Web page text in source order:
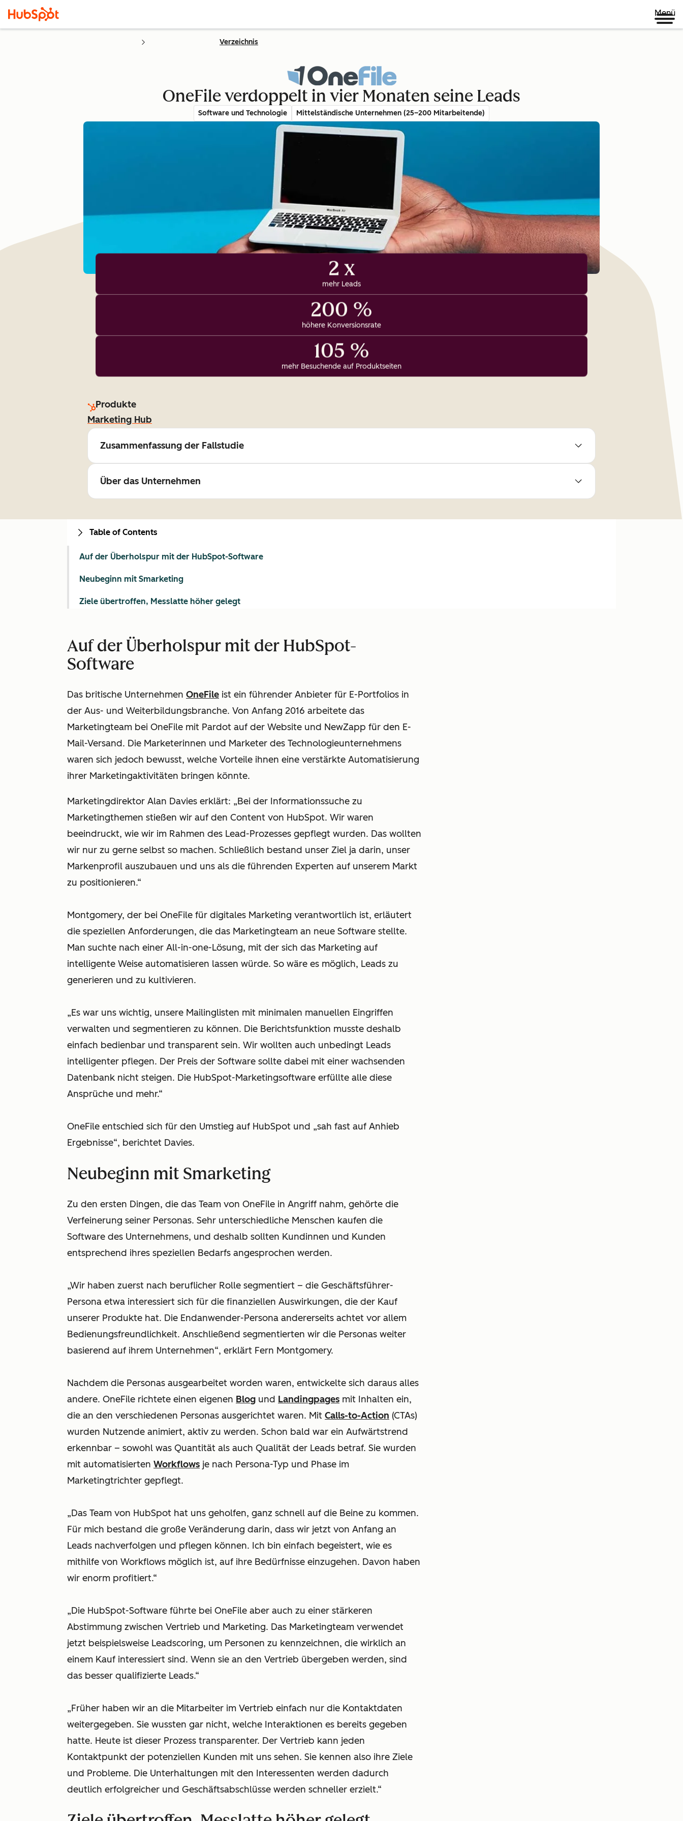
Menü
Verzeichnis
OneFile verdoppelt in vier Monaten seine Leads
Software und Technologie Mittelständische Unternehmen (25–200 Mitarbeitende)
2 x
mehr Leads
200 %
höhere Konversionsrate
105 %
mehr Besuchende auf Produktseiten
Produkte
Marketing Hub
Zusammenfassung der Fallstudie
Über das Unternehmen
Auf der Überholspur mit der HubSpot-
Software
Das britische Unternehmen OneFile ist ein führender Anbieter für E-Portfolios in
der Aus- und Weiterbildungsbranche. Von Anfang 2016 arbeitete das
Marketingteam bei OneFile mit Pardot auf der Website und NewZapp für den E-
Mail-Versand. Die Marketerinnen und Marketer des Technologieunternehmens
waren sich jedoch bewusst, welche Vorteile ihnen eine verstärkte Automatisierung
ihrer Marketingaktivitäten bringen könnte.
Marketingdirektor Alan Davies erklärt: „Bei der Informationssuche zu
Marketingthemen stießen wir auf den Content von HubSpot. Wir waren
beeindruckt, wie wir im Rahmen des Lead-Prozesses gepflegt wurden. Das wollten
wir nur zu gerne selbst so machen. Schließlich bestand unser Ziel ja darin, unser
Markenprofil auszubauen und uns als die führenden Experten auf unserem Markt
zu positionieren.“
Montgomery, der bei OneFile für digitales Marketing verantwortlich ist, erläutert
die speziellen Anforderungen, die das Marketingteam an neue Software stellte.
Man suchte nach einer All-in-one-Lösung, mit der sich das Marketing auf
intelligente Weise automatisieren lassen würde. So wäre es möglich, Leads zu
generieren und zu kultivieren.
„Es war uns wichtig, unsere Mailinglisten mit minimalen manuellen Eingriffen
verwalten und segmentieren zu können. Die Berichtsfunktion musste deshalb
einfach bedienbar und transparent sein. Wir wollten auch unbedingt Leads
intelligenter pflegen. Der Preis der Software sollte dabei mit einer wachsenden
Datenbank nicht steigen. Die HubSpot-Marketingsoftware erfüllte alle diese
Ansprüche und mehr.“
OneFile entschied sich für den Umstieg auf HubSpot und „sah fast auf Anhieb
Ergebnisse“, berichtet Davies.
Neubeginn mit Smarketing
Zu den ersten Dingen, die das Team von OneFile in Angriff nahm, gehörte die
Verfeinerung seiner Personas. Sehr unterschiedliche Menschen kaufen die
Software des Unternehmens, und deshalb sollten Kundinnen und Kunden
entsprechend ihres speziellen Bedarfs angesprochen werden.
„Wir haben zuerst nach beruflicher Rolle segmentiert – die Geschäftsführer-
Persona etwa interessiert sich für die finanziellen Auswirkungen, die der Kauf
unserer Produkte hat. Die Endanwender-Persona andererseits achtet vor allem
Bedienungsfreundlichkeit. Anschließend segmentierten wir die Personas weiter
basierend auf ihrem Unternehmen“, erklärt Fern Montgomery.
Nachdem die Personas ausgearbeitet worden waren, entwickelte sich daraus alles
andere. OneFile richtete einen eigenen Blog und Landingpages mit Inhalten ein,
die an den verschiedenen Personas ausgerichtet waren. Mit Calls-to-Action (CTAs)
wurden Nutzende animiert, aktiv zu werden. Schon bald war ein Aufwärtstrend
erkennbar – sowohl was Quantität als auch Qualität der Leads betraf. Sie wurden
mit automatisierten Workflows je nach Persona-Typ und Phase im
Marketingtrichter gepflegt.
„Das Team von HubSpot hat uns geholfen, ganz schnell auf die Beine zu kommen.
Für mich bestand die große Veränderung darin, dass wir jetzt von Anfang an
Leads nachverfolgen und pflegen können. Ich bin einfach begeistert, wie es
mithilfe von Workflows möglich ist, auf ihre Bedürfnisse einzugehen. Davon haben
wir enorm profitiert.“
„Die HubSpot-Software führte bei OneFile aber auch zu einer stärkeren
Abstimmung zwischen Vertrieb und Marketing. Das Marketingteam verwendet
jetzt beispielsweise Leadscoring, um Personen zu kennzeichnen, die wirklich an
einem Kauf interessiert sind. Wenn sie an den Vertrieb übergeben werden, sind
das besser qualifizierte Leads.“
„Früher haben wir an die Mitarbeiter im Vertrieb einfach nur die Kontaktdaten
weitergegeben. Sie wussten gar nicht, welche Interaktionen es bereits gegeben
hatte. Heute ist dieser Prozess transparenter. Der Vertrieb kann jeden
Kontaktpunkt der potenziellen Kunden mit uns sehen. Sie kennen also ihre Ziele
und Probleme. Die Unterhaltungen mit den Interessenten werden dadurch
deutlich erfolgreicher und Geschäftsabschlüsse werden schneller erzielt.“
Table of Contents
Auf der Überholspur mit der HubSpot-Software
Neubeginn mit Smarketing
Ziele übertroffen, Messlatte höher gelegt